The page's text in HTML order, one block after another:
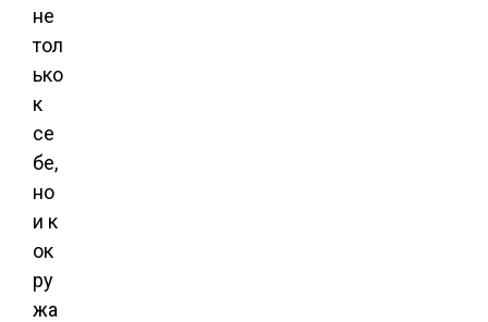
не
тол
ько
к
се
бе,
но
и к
ок
ру
жа